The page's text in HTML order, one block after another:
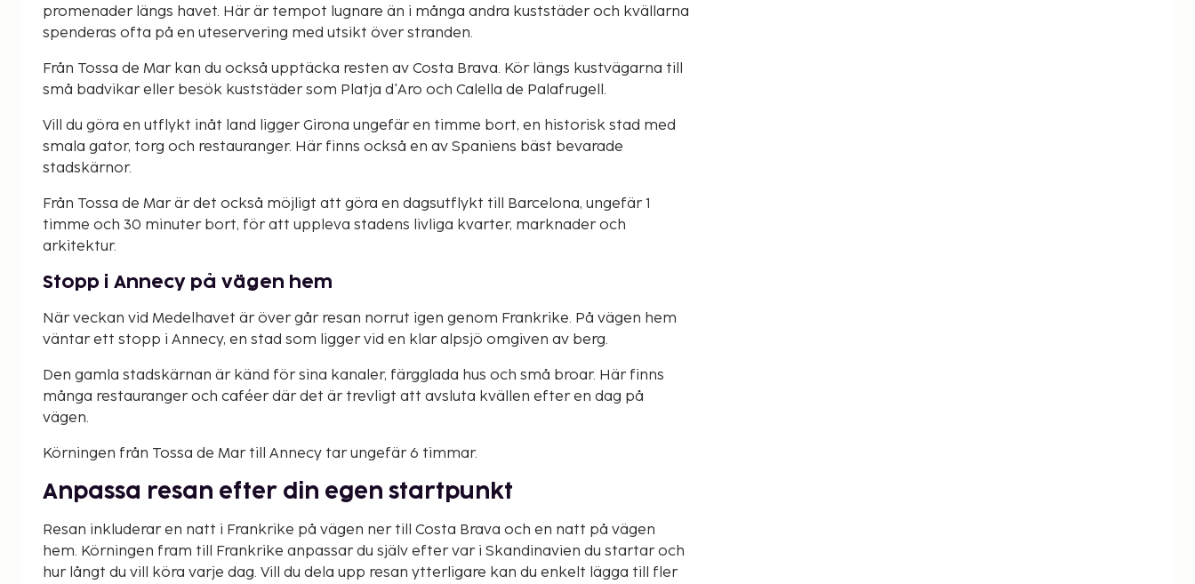
promenader längs havet. Här är tempot lugnare än i många andra kuststäder och kvällarna
spenderas ofta på en uteservering med utsikt över stranden.
Från Tossa de Mar kan du också upptäcka resten av Costa Brava. Kör längs kustvägarna till
små badvikar eller besök kuststäder som Platja d'Aro och Calella de Palafrugell.
Vill du göra en utflykt inåt land ligger Girona ungefär en timme bort, en historisk stad med
smala gator, torg och restauranger. Här finns också en av Spaniens bäst bevarade
stadskärnor.
Från Tossa de Mar är det också möjligt att göra en dagsutflykt till Barcelona, ungefär 1
timme och 30 minuter bort, för att uppleva stadens livliga kvarter, marknader och
arkitektur.
Stopp i Annecy på vägen hem
När veckan vid Medelhavet är över går resan norrut igen genom Frankrike. På vägen hem
väntar ett stopp i Annecy, en stad som ligger vid en klar alpsjö omgiven av berg.
Den gamla stadskärnan är känd för sina kanaler, färgglada hus och små broar. Här finns
många restauranger och caféer där det är trevligt att avsluta kvällen efter en dag på
vägen.
Körningen från Tossa de Mar till Annecy tar ungefär 6 timmar.
Anpassa resan efter din egen startpunkt
Resan inkluderar en natt i Frankrike på vägen ner till Costa Brava och en natt på vägen
hem. Körningen fram till Frankrike anpassar du själv efter var i Skandinavien du startar och
hur långt du vill köra varje dag. Vill du dela upp resan ytterligare kan du enkelt lägga till fler